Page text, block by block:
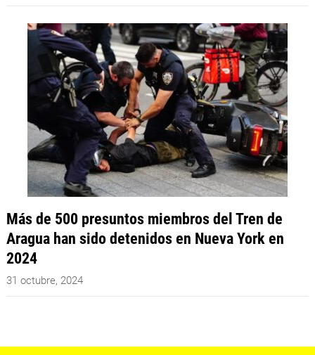
Más de 500 presuntos miembros del Tren de
Aragua han sido detenidos en Nueva York en
2024
31 octubre, 2024